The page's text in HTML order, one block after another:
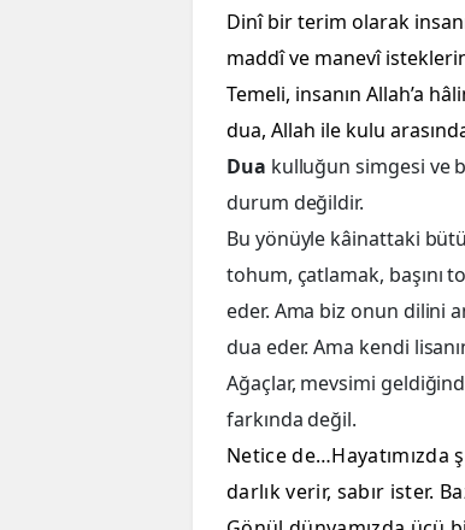
Dinî bir terim olarak
maddî ve manevî
Temeli, insanın Allah’a
dua, Allah ile kulu
Dua kulluğun simgesi ve
durum değildir.
Bu yönüyle kâinattaki
tohum, çatlamak, başını
eder. Ama biz onun dilini
dua eder. Ama kendi
Ağaçlar, mevsimi
farkında değil.
Netice de…Hayatımızda
darlık verir, sabır ister.